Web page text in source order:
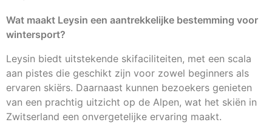
Wat maakt Leysin een aantrekkelijke bestemming voor
wintersport?
Leysin biedt uitstekende skifaciliteiten, met een scala
aan pistes die geschikt zijn voor zowel beginners als
ervaren skiërs. Daarnaast kunnen bezoekers genieten
van een prachtig uitzicht op de Alpen, wat het skiën in
Zwitserland een onvergetelijke ervaring maakt.